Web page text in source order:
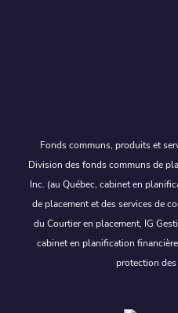
Fonds communs, produits et
Division des fonds communs de
Inc. (au Québec, cabinet en
de placement et des services de
du Courtier en placement, IG
cabinet en planification
protection